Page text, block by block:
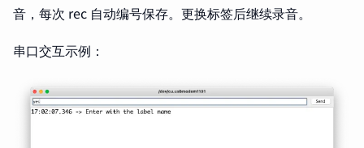
音，每次 rec 自动编号保存。更换标签后继续录音。
串口交互示例：